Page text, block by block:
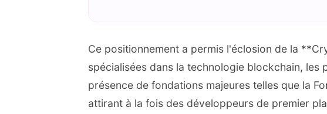
Ce positionnement a permis l'éclosion de la
spécialisées dans la technologie blockchain,
présence de fondations majeures telles que la
attirant à la fois des développeurs de premier